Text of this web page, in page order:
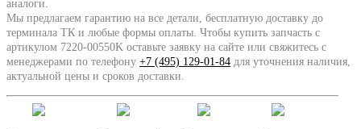
аналоги.
Мы предлагаем гарантию на все детали, бесплатную доставку до
терминала ТК и любые формы оплаты. Чтобы купить запчасть с
артикулом 7220-00550K оставьте заявку на сайте или свяжитесь с
менеджерами по телефону +7 (495) 129-01-84 для уточнения наличия,
актуальной цены и сроков доставки.